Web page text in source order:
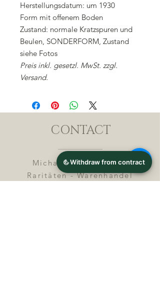
Herstellungsdatum: um 1930
Form mit offenem Boden
Zustand: normale Kratzspuren und
Beulen, SONDERFORM, Zustand
siehe Fotos
Preis inkl. gesetzl. MwSt. zzgl.
Versand.
CONTACT
Michael Lothar Wolf -
Raritäten - Warenhandel